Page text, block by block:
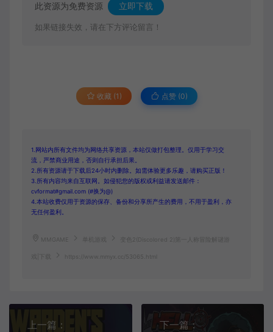
此资源为免费资源 立即下载
如果链接失效，请在下方评论留言！
收藏 (1) 点赞 (0)
1.网站内所有文件均为网络共享资源，本站仅做打包整理。仅用于学习交
流，严禁商业用途，否则自行承担后果。
2.所有资源请于下载后24小时内删除。如需体验更多乐趣，请购买正版！
3.所有内容均来自互联网。如侵犯您的版权或利益请发送邮件：
cvformat#gmail.com (#换为@)
4.本站收费仅用于资源的保存、备份和分享所产生的费用，不用于盈利，亦
无任何盈利。
MMGAME 变色2(Discolored 2)第一人称冒险解谜游
https://www.mmyx.cc/53065.html
上一篇：
下一篇：